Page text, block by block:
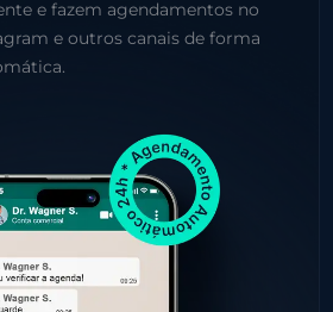
e fazem agendamentos no
e outros canais de forma